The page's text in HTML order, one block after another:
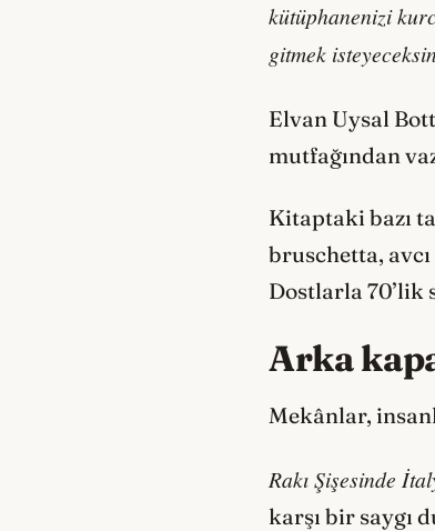
kütüphanenizi
gitmek
Elvan Uysal
mutfağından
Kitaptaki bazı
bruschetta,
Dostlarla 70’lik
Arka
Mekânlar,
Rakı Şişesinde
karşı bir saygı